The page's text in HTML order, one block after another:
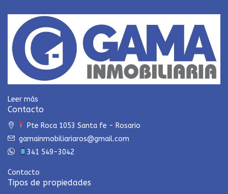
Leer más
Contacto
Pte Roca 1053 Santa fe - Rosario
gamainmobiliariaros@gmail.com
341 549-3042
Contacto
Tipos de propiedades